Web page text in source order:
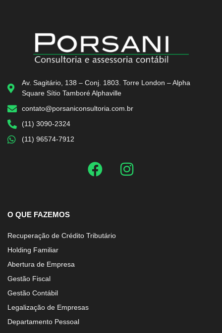
Av. Sagitário, 138 – Conj. 1803. Torre London – Alpha
Square Sítio Tamboré Alphaville
contato@porsaniconsultoria.com.br
(11) 3090-2324
(11) 96574-7912
O QUE FAZEMOS
Recuperação de Crédito Tributário
Holding Familiar
Abertura de Empresa
Gestão Fiscal
Gestão Contábil
Legalização de Empresas
Departamento Pessoal